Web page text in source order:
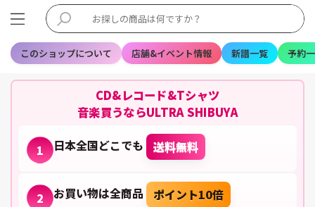
このショップについて 店舗&イベント情報 新譜一覧 予約
CD&レコード&Tシャツ
音楽買うならULTRA SHIBUYA
1 日本全国どこでも 送料無料
2 お買い物は全商品 ポイント10倍